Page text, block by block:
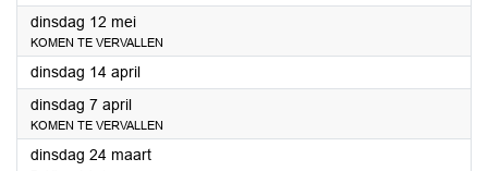
dinsdag 12 mei2026
KOMEN TE VERVALLEN
dinsdag 14 april2026
dinsdag 7 april2026
KOMEN TE VERVALLEN
dinsdag 24 maart2026